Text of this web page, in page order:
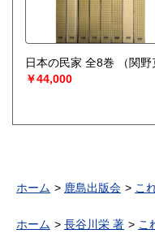
日本の民家 全8巻
（関野
￥44,000
ホーム 鹿島出版会 こ
ホーム 長谷川栄 著 こ